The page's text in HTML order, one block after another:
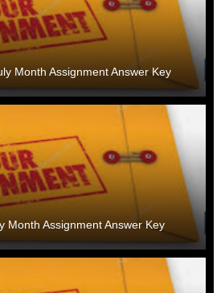
Month Assignment Answer Key
Month Assignment Answer Key